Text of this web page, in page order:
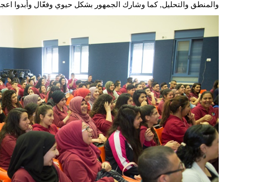
والمنطق والتحليل, كما وشارك الجمهور بشكل حيوي وفعّال وأبدوا